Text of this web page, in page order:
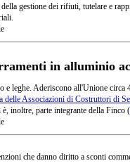
gestione dei rifiuti, tutelare e
in alluminio
leghe. Aderiscono all'Unione
delle Associazioni di Costruttori di
inoltre, parte integrante della Finco (
che danno diritto a sconti